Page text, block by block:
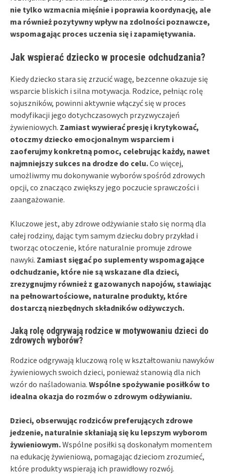
nie tylko wzmacnia mięśnie i poprawia koordynację, ale
ma również pozytywny wpływ na zdolności poznawcze,
wspomagając proces uczenia się i zapamiętywania.
Jak wspierać dziecko w procesie odchudzania?
Kiedy dziecko stara się zrzucić wagę, bezcenne okazuje się
wsparcie bliskich i silna motywacja. Rodzice, pełniąc rolę
sojuszników, powinni aktywnie włączyć się w proces
modyfikacji jego dotychczasowych przyzwyczajeń
żywieniowych. Zamiast wywierać presję i krytykować,
otoczmy dziecko emocjonalnym wsparciem i
zaoferujmy konkretną pomoc, celebrując każdy, nawet
najmniejszy sukces na drodze do celu.Co więcej,
umożliwmy mu dokonywanie wyborów spośród zdrowych
opcji, co znacząco zwiększy jego poczucie sprawczości i
zaangażowanie.
Kluczowe jest, aby zdrowe odżywianie stało się normą dla
całej rodziny, dając tym samym dziecku dobry przykład i
tworząc otoczenie, które naturalnie promuje zdrowe
nawyki. Zamiast sięgać po suplementy wspomagające
odchudzanie, które nie są wskazane dla dzieci,
zrezygnujmy również z gazowanych napojów, stawiając
na pełnowartościowe, naturalne produkty, które
dostarczą niezbędnych składników odżywczych.
Jaką rolę odgrywają rodzice w motywowaniu dzieci do
zdrowych wyborów?
Rodzice odgrywają kluczową rolę w kształtowaniu nawyków
żywieniowych swoich dzieci, ponieważ stanowią dla nich
wzór do naśladowania. Wspólne spożywanie posiłków to
idealna okazja do rozmów o zdrowym odżywianiu.
Dzieci, obserwując rodziców preferujących zdrowe
jedzenie, naturalnie skłaniają się ku lepszym wyborom
żywieniowym.Wspólne posiłki są doskonałym momentem
na edukację żywieniową, pomagając dzieciom zrozumieć,
które produkty wspierają ich prawidłowy rozwój.